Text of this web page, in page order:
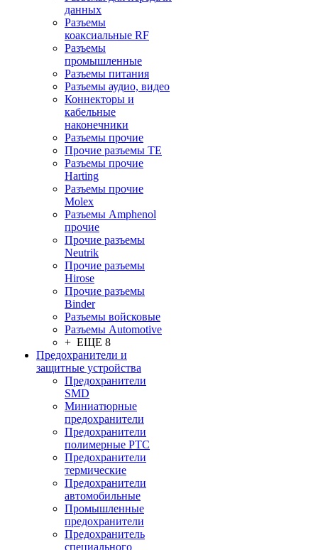
данных
Разъeмы
коаксиальные RF
Разъeмы
промышленные
Разъeмы питания
Разъeмы аудио, видео
Коннекторы и
кабельные
наконечники
Разъeмы прочие
Прочие разъемы TE
Разъемы прочие
Harting
Разъемы прочие
Molex
Разъемы Amphenol
прочие
Прочие разъемы
Neutrik
Прочие разъемы
Hirose
Прочие разъемы
Binder
Разъемы войсковые
Разъeмы Automotive
+ ЕЩЕ 8
Предохранители и
защитные устройства
Предохранители
SMD
Миниатюрные
предохранители
Предохранители
полимерные PTC
Предохранители
термические
Предохранители
автомобильные
Промышленные
предохранители
Предохранитель
специального